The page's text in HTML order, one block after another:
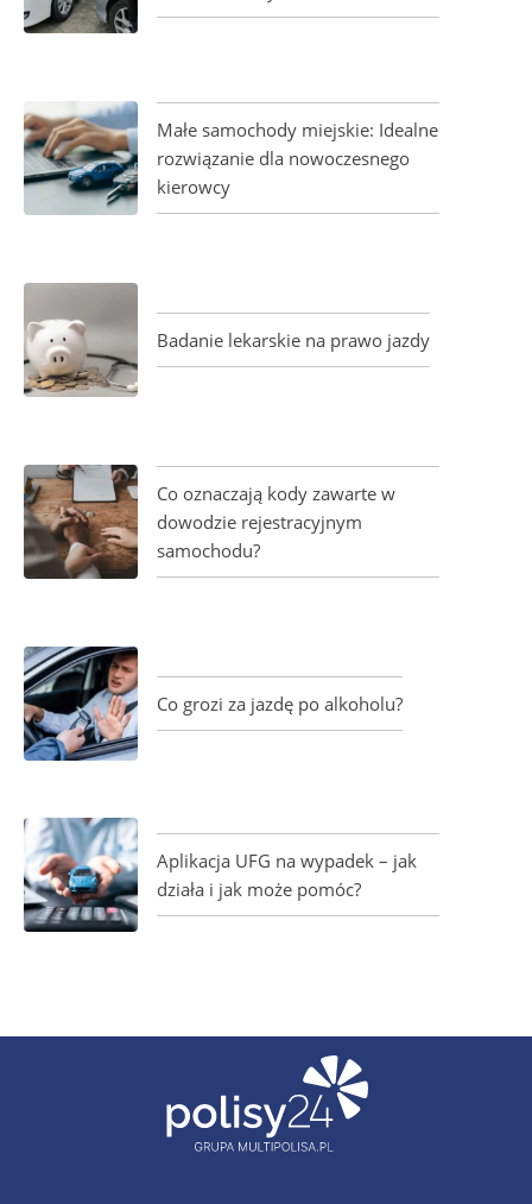
Małe samochody miejskie: Idealne
rozwiązanie dla nowoczesnego
kierowcy
Badanie lekarskie na prawo jazdy
Co oznaczają kody zawarte w
dowodzie rejestracyjnym
samochodu?
Co grozi za jazdę po alkoholu?
Aplikacja UFG na wypadek – jak
działa i jak może pomóc?